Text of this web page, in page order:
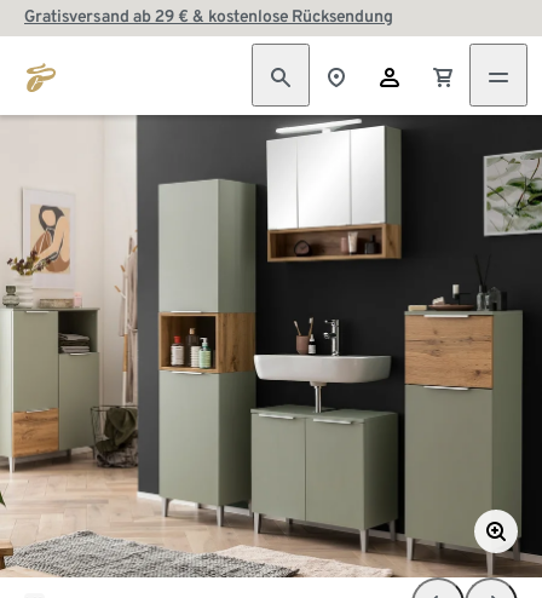
Gratisversand ab 29 € & kostenlose Rücksendung